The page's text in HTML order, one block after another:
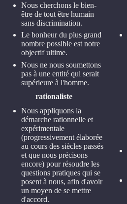
Nous cherchons le bien-
être de tout être humain
sans discrimination.
Le bonheur du plus grand
nombre possible est notre
objectif ultime.
Nous ne nous soumettons
pas à une entité qui serait
supérieure à l'homme.
rationaliste
Nous appliquons la
démarche rationnelle et
expérimentale
(progressivement élaborée
au cours des siècles passés
et que nous précisons
encore) pour résoudre les
questions pratiques qui se
posent à nous, afin d'avoir
un moyen de se mettre
d'accord.